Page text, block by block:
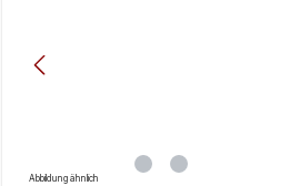
Abbildung ähnlich